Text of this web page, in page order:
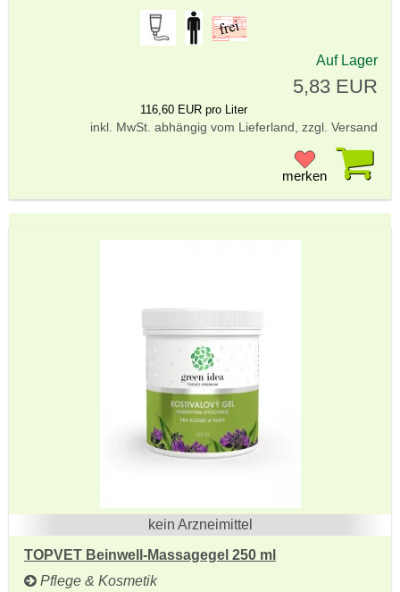
Auf Lager
5,83 EUR
116,60 EUR pro Liter
inkl. MwSt. abhängig vom Lieferland, zzgl. Versand
merken
kein Arzneimittel
TOPVET Beinwell-Massagegel 250 ml
Pflege & Kosmetik